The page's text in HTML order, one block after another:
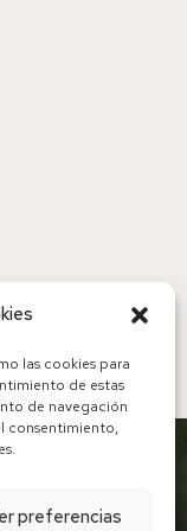
las cookies para
de estas
de navegación
consentimiento,
preferencias